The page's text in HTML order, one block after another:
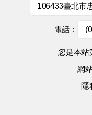
106433臺北市
電話：
您是本站
網
隱